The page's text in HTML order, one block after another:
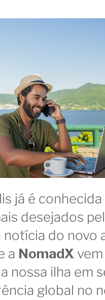
já é
desejados
notícia do novo
a NomadX
nossa ilha em
global no